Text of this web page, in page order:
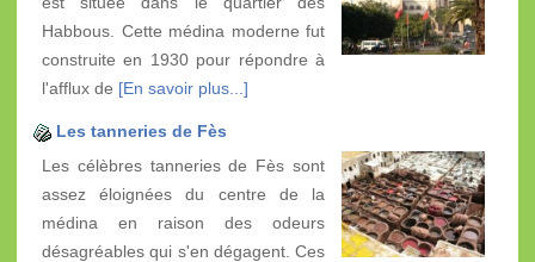
Habbous. Cette médina moderne fut
construite en 1930 pour répondre à
l'afflux de [En savoir plus...]
Les tanneries de Fès
Les célèbres tanneries de Fès sont
assez éloignées du centre de la
médina en raison des odeurs
désagréables qui s'en dégagent. Ces